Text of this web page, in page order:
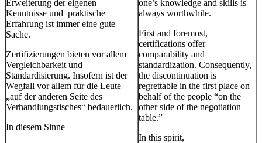
Erweiterung der eigenen
Kenntnisse und praktische
Erfahrung ist immer eine gute
Sache.
Zertifizierungen bieten vor allem
Vergleichbarkeit und
Standardisierung. Insofern ist der
Wegfall vor allem für die Leute
„auf der anderen Seite des
Verhandlungstisches“ bedauerlich.
In diesem Sinne
one’s knowledge and skills is
always worthwhile.
First and foremost,
certifications offer
comparability and
standardization. Consequently,
the discontinuation is
regrettable in the first place on
behalf of the people “on the
other side of the negotiation
table.”
In this spirit,